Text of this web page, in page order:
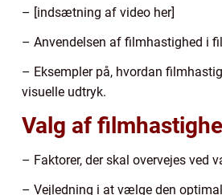
– [indsætning af video her]
– Anvendelsen af filmhastighed i
– Eksempler på, hvordan
visuelle udtryk.
Valg af
– Faktorer, der skal overvejes ved
– Vejledning i at vælge den